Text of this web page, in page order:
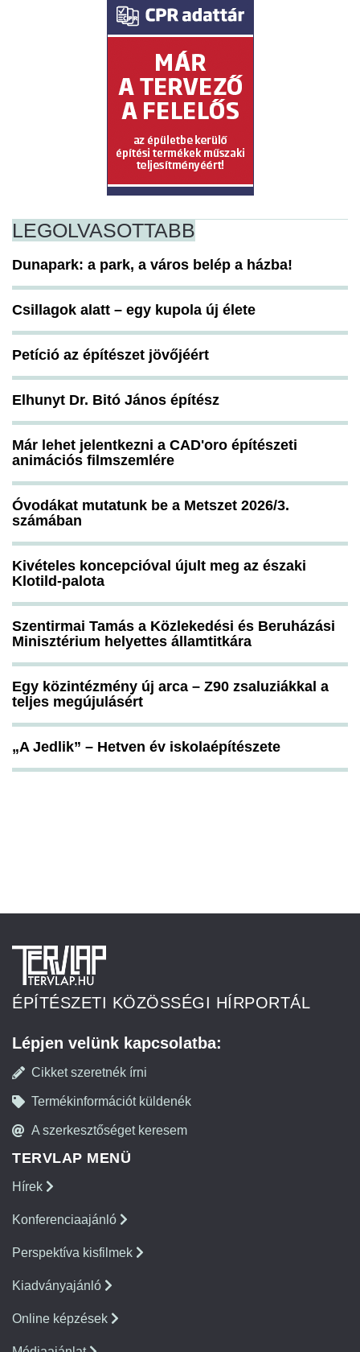
LEGOLVASOTTABB
Dunapark: a park, a város belép a házba!
Csillagok alatt – egy kupola új élete
Petíció az építészet jövőjéért
Elhunyt Dr. Bitó János építész
Már lehet jelentkezni a CAD'oro építészeti
animációs filmszemlére
Óvodákat mutatunk be a Metszet 2026/3.
számában
Kivételes koncepcióval újult meg az északi
Klotild-palota
Szentirmai Tamás a Közlekedési és Beruházási
Minisztérium helyettes államtitkára
Egy közintézmény új arca – Z90 zsaluziákkal a
teljes megújulásért
„A Jedlik” – Hetven év iskolaépítészete
ÉPÍTÉSZETI KÖZÖSSÉGI HÍRPORTÁL
Lépjen velünk kapcsolatba:
Cikket szeretnék írni
Termékinformációt küldenék
A szerkesztőséget keresem
TERVLAP MENÜ
Hírek
Konferenciaajánló
Perspektíva kisfilmek
Kiadványajánló
Online képzések